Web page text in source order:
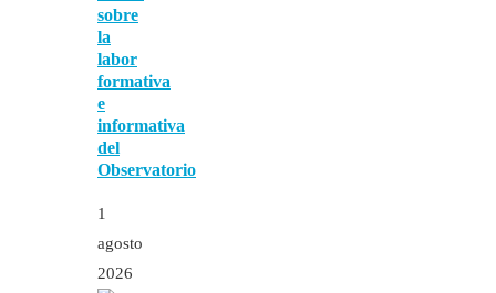
sobre
la
labor
formativa
e
informativa
del
Observatorio
1
agosto
2026